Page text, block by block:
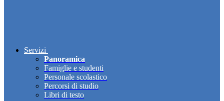
Servizi
Panoramica
Famiglie e studenti
Personale scolastico
Percorsi di studio
Libri di testo